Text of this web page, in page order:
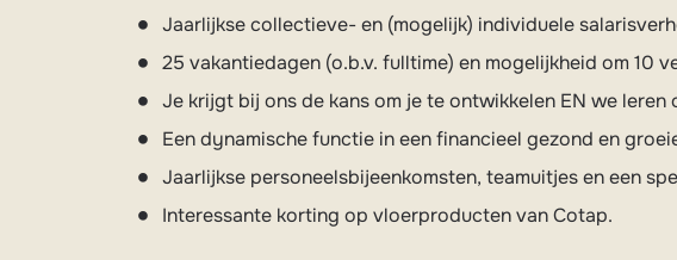
Jaarlijkse collectieve- en (mogelijk) individuele
25 vakantiedagen (o.b.v. fulltime) en mogelijkheid om 10
Je krijgt bij ons de kans om je te ontwikkelen EN we leren
Een dynamische functie in een financieel gezond en
Jaarlijkse personeelsbijeenkomsten, teamuitjes en een
Interessante korting op vloerproducten van Cotap.